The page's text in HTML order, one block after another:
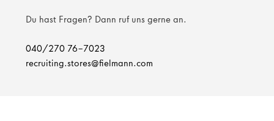
Du hast Fragen? Dann ruf uns gerne an.
040/270 76-7023
recruiting.stores@fielmann.com